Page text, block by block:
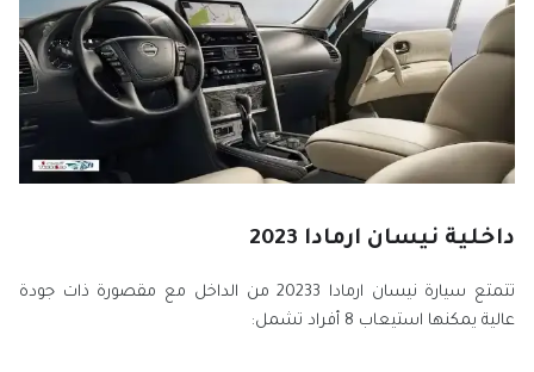
داخلية نيسان ارمادا 2023
تتمتع سيارة نيسان ارمادا 20233 من الداخل مع مقصورة ذات جودة
عالية يمكنها استيعاب 8 أفراد تشمل: